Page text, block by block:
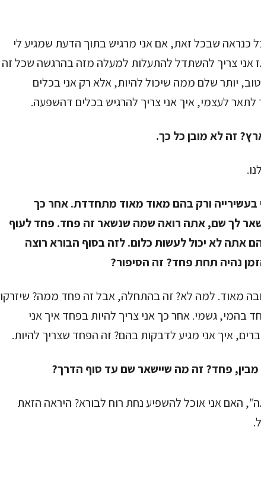
כנראה שבכל זאת, אם אני מרגיש בתוך הדעת שמגיע לי
אני צריך להשתדל להתעלות למעלה מזה בהרגשה שכל זה
יותר שלם ממה שיכול להיות, אלא רק אני בכלים
לתאר לעצמי, איך אני צריך להרגיש בכלים דהשפעה.
זה לא מובן כל כך.
ורק בהם מאוד מאוד מתחדדת. אחר כך
לך שם, אתה רואה שמה שנשאר זה פחד. פחד לעוף
אתה לא יכול לעשות כלום. לזה בסוף הבורא רוצה
נהיה תחת פחד? זה הסיפור?
מאוד. למה לא? זה בהתחלה, אבל זה פחד ממה? שיזרקו
בהמי, גשמי. אחר כך אני צריך להיות בפחד איך אני
איך אני מגיע לדבקות בהם? זה הפחד שצריך להיות.
פחד? זה מה שיישאר שם עד סוף הדרך?
האם אני אוכל להשפיע נחת רוח לבורא? היראה הזאת